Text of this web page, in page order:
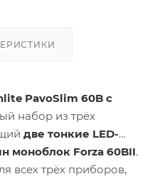
PavoSlim 60B c
набор из трёх
две тонкие LED-
моноблок Forza 60BII.
всех трёх приборов,